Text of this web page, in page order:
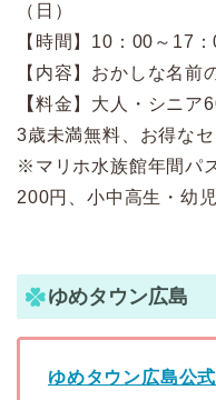
（日）
【時間】10：00～
【内容】おかしな名前
【料金】大人・シニア
3歳未満無料、お得なセ
※マリホ水族館年間パ
200円、小中高生・幼
ゆめタウン広島
ゆめタウン広島公